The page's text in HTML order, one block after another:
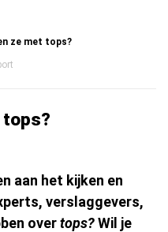
ze met tops?
tops?
aan het kijken en
verslaggevers,
overtops?Wil je